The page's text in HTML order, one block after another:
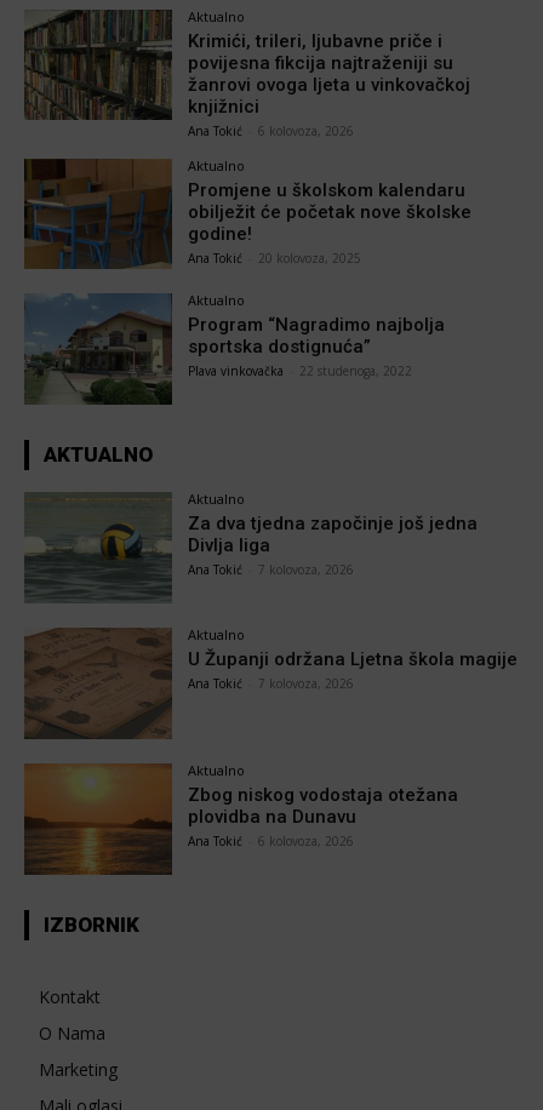
Aktualno
Krimići, trileri, ljubavne priče i
povijesna fikcija najtraženiji su
žanrovi ovoga ljeta u vinkovačkoj
knjižnici
Ana Tokić 6 kolovoza, 2026
Aktualno
Promjene u školskom kalendaru
obilježit će početak nove školske
godine!
Ana Tokić 20 kolovoza, 2025
Aktualno
Program “Nagradimo najbolja
sportska dostignuća”
Plava vinkovačka 22 studenoga, 2022
AKTUALNO
Aktualno
Za dva tjedna započinje još jedna
Divlja liga
Ana Tokić 7 kolovoza, 2026
Aktualno
U Županji održana Ljetna škola magije
Ana Tokić 7 kolovoza, 2026
Aktualno
Zbog niskog vodostaja otežana
plovidba na Dunavu
Ana Tokić 6 kolovoza, 2026
IZBORNIK
Kontakt
O Nama
Marketing
Mali oglasi